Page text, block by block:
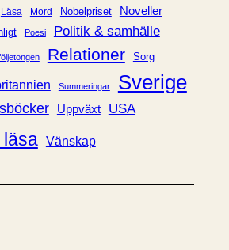
Läsa Mord Nobelpriset Noveller
Poesi
Politik & samhälle
Relationer Sorg
Summeringar Sverige
Uppväxt USA
läsa Vänskap